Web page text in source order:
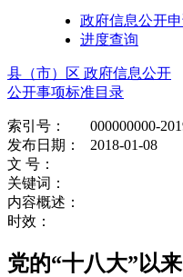
政府信息公开
进度查询
县（市）区 政府信息公开
公开事项标准目录
索引号： 000000000-
发布日期：
2018-01-08
文 号：
关键词：
内容概述：
时效：
党的“十八大”以